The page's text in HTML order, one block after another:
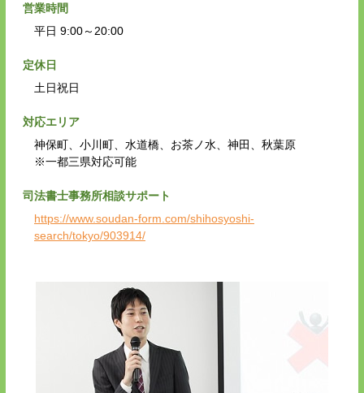
営業時間
平日 9:00～20:00
定休日
土日祝日
対応エリア
神保町、小川町、水道橋、お茶ノ水、神田、秋葉原
※一都三県対応可能
司法書士事務所相談サポート
https://www.soudan-form.com/shihosyoshi-
search/tokyo/903914/